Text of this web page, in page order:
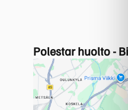
Polestar huolto -